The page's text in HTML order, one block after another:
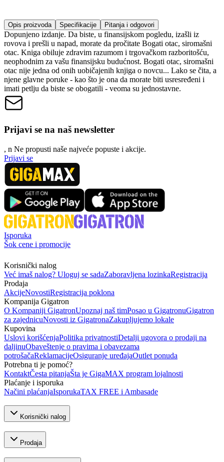
Opis proizvoda Specifikacije Pitanja i odgovori
Dopunjeno izdanje. Da biste, u finansijskom pogledu, izašli iz
rovova i prešli u napad, morate da pročitate Bogati otac, siromašni
otac. Kniga obiluje zdravim razumom i trgovačkom razboritošću,
neophodnim za vašu finansijsku budućnost. Bogati otac, siromašni
otac nije jedna od onih uobičajenih knjiga o novcu... Lako se čita, a
njene glavne poruke - kao što je ona da morate biti usresređeni i
imati petlju da biste se obogatili - veoma su jednostavne.
Prijavi se na naš newsletter
, n Ne propusti naše najveće popuste i akcije.
Prijavi se
Isporuka
Šok cene i promocije
Korisnički nalog
Već imaš nalog? Uloguj se sadaZaboravljena lozinkaRegistracija
Prodaja
AkcijeNovostiRegistracija poklona
Kompanija Gigatron
O Kompaniji GigatronUpoznaj naš timPosao u GigatronuGigatron
za zajednicuNovosti iz GigatronaZakupljujemo lokale
Kupovina
Uslovi korišćenjaPolitika privatnostiDetalji ugovora o prodaji na
daljinuObaveštenje o pravima i obavezama
potrošačaReklamacijeOsiguranje uređajaOutlet ponuda
Potrebna ti je pomoć?
KontaktČesta pitanjaŠta je GigaMAX program lojalnosti
Plaćanje i isporuka
Načini plaćanjaIsporukaTAX FREE i Ambasade
Korisnički nalog
Prodaja